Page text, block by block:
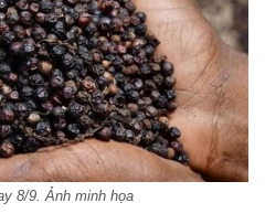
8/9. Ảnh minh họa